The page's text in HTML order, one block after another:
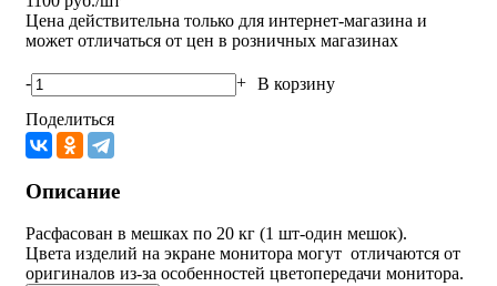
Цена действительна только для интернет-магазина и
может отличаться от цен в розничных магазинах
- + В корзину
Поделиться
Описание
Расфасован в мешках по 20 кг (1 шт-один мешок).
Цвета изделий на экране монитора могут отличаются от
оригиналов из-за особенностей цветопередачи монитора.